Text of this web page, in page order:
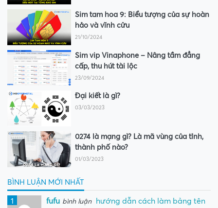
Sim tam hoa 9: Biểu tượng của sự hoàn
hảo và vĩnh cửu
21/10/2024
Sim vip Vinaphone – Nâng tầm đẳng
cấp, thu hút tài lộc
23/09/2024
Đại kiết là gì?
03/03/2023
0274 là mạng gì? Là mã vùng của tỉnh,
thành phố nào?
01/03/2023
BÌNH LUẬN MỚI NHẤT
1 fufu bình luận
hướng dẫn cách làm bảng tên